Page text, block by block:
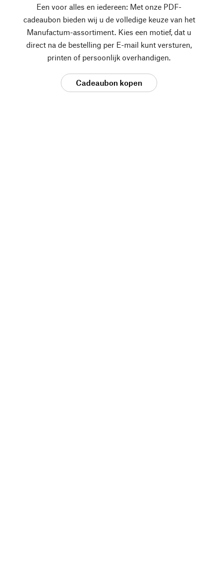
Een voor alles en iedereen: Met onze PDF-
cadeaubon bieden wij u de volledige keuze van het
Manufactum-assortiment. Kies een motief, dat u
direct na de bestelling per E-mail kunt versturen,
printen of persoonlijk overhandigen.
Cadeaubon kopen